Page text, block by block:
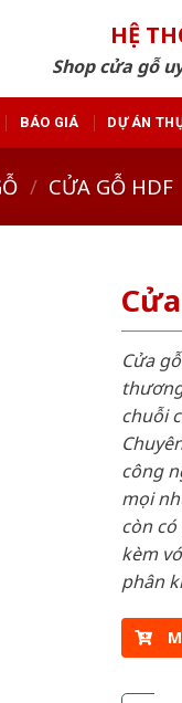
HỆ
Shop cửa gỗ
BÁO GIÁ DỰ ÁN
/ CỬA GỖ HDF
Cửa
chuỗi
công
mọi
còn
kèm
phân